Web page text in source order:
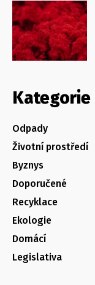
Kategorie
Odpady
Životní prostředí
Byznys
Doporučené
Recyklace
Ekologie
Domácí
Legislativa